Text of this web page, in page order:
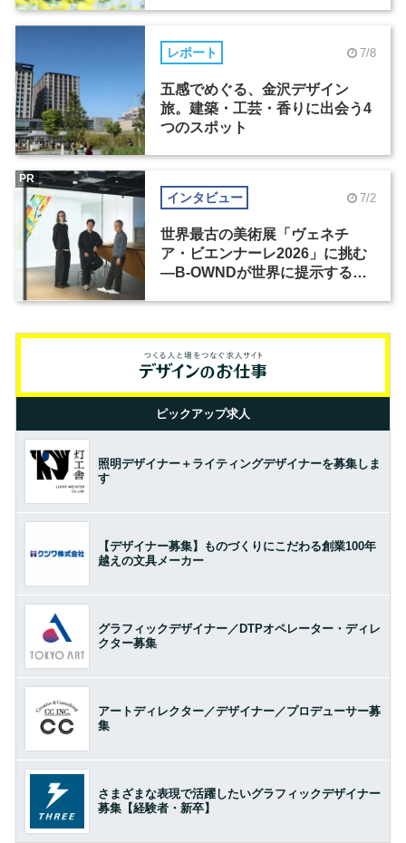
レポート 7/8
五感でめぐる、金沢デザイン
旅。建築・工芸・香りに出会う4
つのスポット
インタビュー 7/2
世界最古の美術展「ヴェネチ
ア・ビエンナーレ2026」に挑む
―B-OWNDが世界に提示する美
PR
ピックアップ求人
照明デザイナー＋ライティングデザイナーを募集しま
す
【デザイナー募集】ものづくりにこだわる創業100年
越えの文具メーカー
グラフィックデザイナー／DTPオペレーター・ディレ
クター募集
アートディレクター／デザイナー／プロデューサー募
集
さまざまな表現で活躍したいグラフィックデザイナー
募集【経験者・新卒】